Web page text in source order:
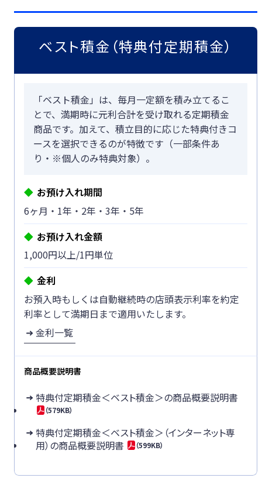
かりる ローン商品
ご融資のご相談
ベスト積金（特典付定期積金）
「ベスト積金」は、毎月一定額を積み立てるこ
とで、満期時に元利合計を受け取れる定期積金
商品です。加えて、積立目的に応じた特典付きコ
ースを選択できるのが特徴です（一部条件あ
り・※個人のみ特典対象）。
お預け入れ期間
6ヶ月・1年・2年・3年・5年
お預け入れ金額
1,000円以上/1円単位
金利
お預入時もしくは自動継続時の店頭表示利率を約定
利率として満期日まで適用いたします。
金利一覧
商品概要説明書
特典付定期積金＜ベスト積金＞の商品概要説明書
（579KB）
特典付定期積金＜ベスト積金＞（インターネット専
用）の商品概要説明書
（599KB）